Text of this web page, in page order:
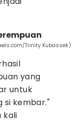
Trinity Kubassek)
yang
untuk
si kembar."
kali